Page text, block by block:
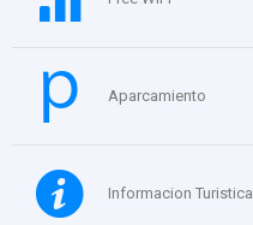
Aparcamiento
Informacion Turistica